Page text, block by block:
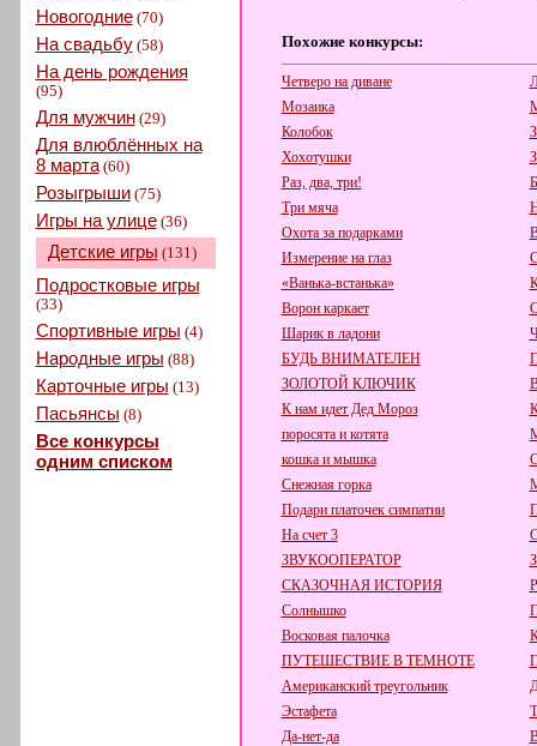
Новогодние(70)
На свадьбу(58)
На день рождения
(95)
Для мужчин(29)
Для влюблённых на
8 марта(60)
Розыгрыши(75)
Игры на улице(36)
Детские игры (131)
Подростковые игры
(33)
Спортивные игры (4)
Народные игры (88)
Карточные игры (13)
Пасьянсы (8)
Все конкурсы
одним списком
Похожие конкурсы:
Четверо на диване
Мозаика
Колобок
Хохотушки
Раз, два, три!
Три мяча
Охота за подарками
Измерение на глаз
«Ванька-встанька»
Ворон каркает
Шарик в ладони
БУДЬ ВНИМАТЕЛЕН
ЗОЛОТОЙ КЛЮЧИК
К нам идет Дед Мороз
поросята и котята
кошка и мышка
Снежная горка
Подари платочек симпатии
На счет 3
ЗВУКООПЕРАТОР
СКАЗОЧНАЯ ИСТОРИЯ
Солнышко
Восковая палочка
ПУТЕШЕСТВИЕ В ТЕМНОТЕ
Американский треугольник
Эстафета
Да-нет-да